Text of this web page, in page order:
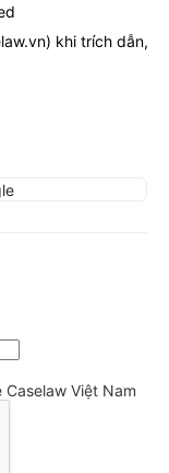
) khi trích dẫn,
Caselaw Việt Nam